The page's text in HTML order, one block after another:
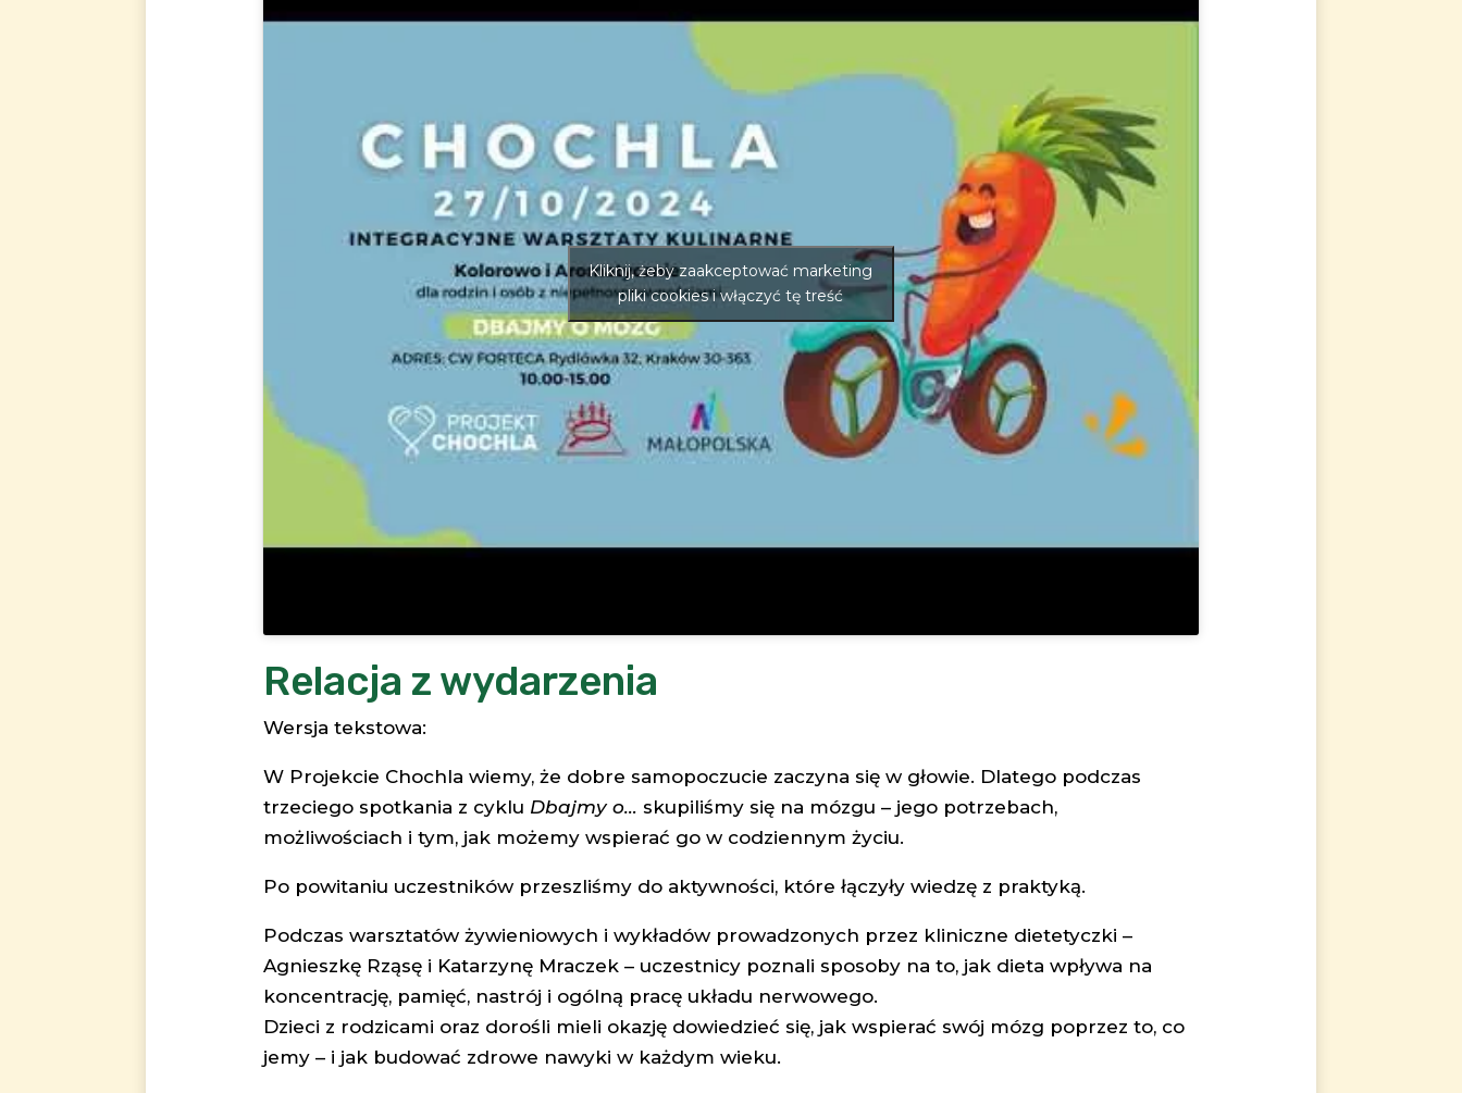
Kliknij, żeby zaakceptować marketing
pliki cookies i włączyć tę treść
Relacja z wydarzenia
Wersja tekstowa:
W Projekcie Chochla wiemy, że dobre samopoczucie zaczyna się w głowie. Dlatego podczas
trzeciego spotkania z cyklu Dbajmy o… skupiliśmy się na mózgu – jego potrzebach,
możliwościach i tym, jak możemy wspierać go w codziennym życiu.
Po powitaniu uczestników przeszliśmy do aktywności, które łączyły wiedzę z praktyką.
Podczas warsztatów żywieniowych i wykładów prowadzonych przez kliniczne dietetyczki –
Agnieszkę Rząsę i Katarzynę Mraczek – uczestnicy poznali sposoby na to, jak dieta wpływa na
koncentrację, pamięć, nastrój i ogólną pracę układu nerwowego.
Dzieci z rodzicami oraz dorośli mieli okazję dowiedzieć się, jak wspierać swój mózg poprzez to, co
jemy – i jak budować zdrowe nawyki w każdym wieku.